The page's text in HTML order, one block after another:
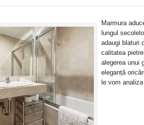
Marmura
lungul
adaugi blaturi
calitatea
alegerea unui
eleganță
le vom